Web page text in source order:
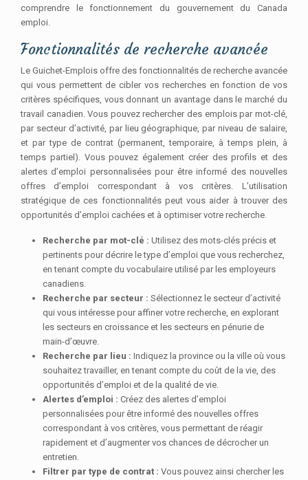
comprendre le fonctionnement du gouvernement du Canada
emploi.
Fonctionnalités de recherche avancée
Le Guichet-Emplois offre des fonctionnalités de recherche avancée
qui vous permettent de cibler vos recherches en fonction de vos
critères spécifiques, vous donnant un avantage dans le marché du
travail canadien. Vous pouvez rechercher des emplois par mot-clé,
par secteur d’activité, par lieu géographique, par niveau de salaire,
et par type de contrat (permanent, temporaire, à temps plein, à
temps partiel). Vous pouvez également créer des profils et des
alertes d’emploi personnalisées pour être informé des nouvelles
offres d’emploi correspondant à vos critères. L’utilisation
stratégique de ces fonctionnalités peut vous aider à trouver des
opportunités d’emploi cachées et à optimiser votre recherche.
Recherche par mot-clé : Utilisez des mots-clés précis et
pertinents pour décrire le type d’emploi que vous recherchez,
en tenant compte du vocabulaire utilisé par les employeurs
canadiens.
Recherche par secteur : Sélectionnez le secteur d’activité
qui vous intéresse pour affiner votre recherche, en explorant
les secteurs en croissance et les secteurs en pénurie de
main-d’œuvre.
Recherche par lieu : Indiquez la province ou la ville où vous
souhaitez travailler, en tenant compte du coût de la vie, des
opportunités d’emploi et de la qualité de vie.
Alertes d’emploi : Créez des alertes d’emploi
personnalisées pour être informé des nouvelles offres
correspondant à vos critères, vous permettant de réagir
rapidement et d’augmenter vos chances de décrocher un
entretien.
Filtrer par type de contrat : Vous pouvez ainsi chercher les